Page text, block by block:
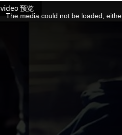
video 预览
The media could not be loaded,